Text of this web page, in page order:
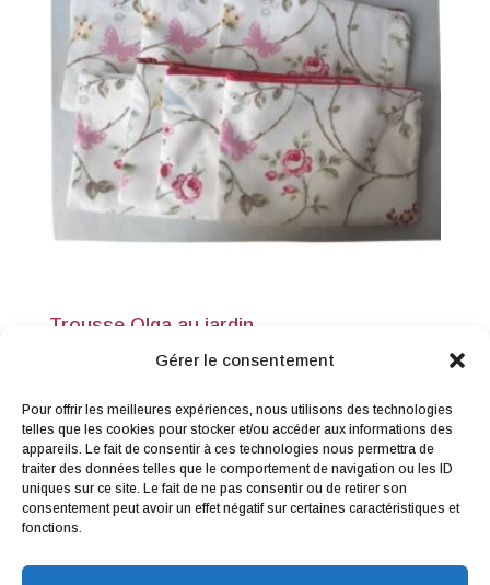
Gérer le consentement
Pour offrir les meilleures expériences, nous utilisons des technologies
telles que les cookies pour stocker et/ou accéder aux informations des
appareils. Le fait de consentir à ces technologies nous permettra de
traiter des données telles que le comportement de navigation ou les ID
uniques sur ce site. Le fait de ne pas consentir ou de retirer son
consentement peut avoir un effet négatif sur certaines caractéristiques et
fonctions.
Trousse Olga au jardin
Me contacter|Droit de rétractation|